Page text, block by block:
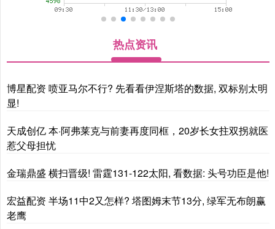
热点资讯
博星配资 喷亚马尔不行? 先看看伊涅斯塔的数据, 双标别太明
显!
天成创亿 本·阿弗莱克与前妻再度同框，20岁长女拄双拐就医
惹父母担忧
金瑞鼎盛 横扫晋级! 雷霆131-122太阳, 看数据: 头号功臣是他!
宏益配资 半场11中2又怎样? 塔图姆末节13分, 绿军无布朗赢
老鹰